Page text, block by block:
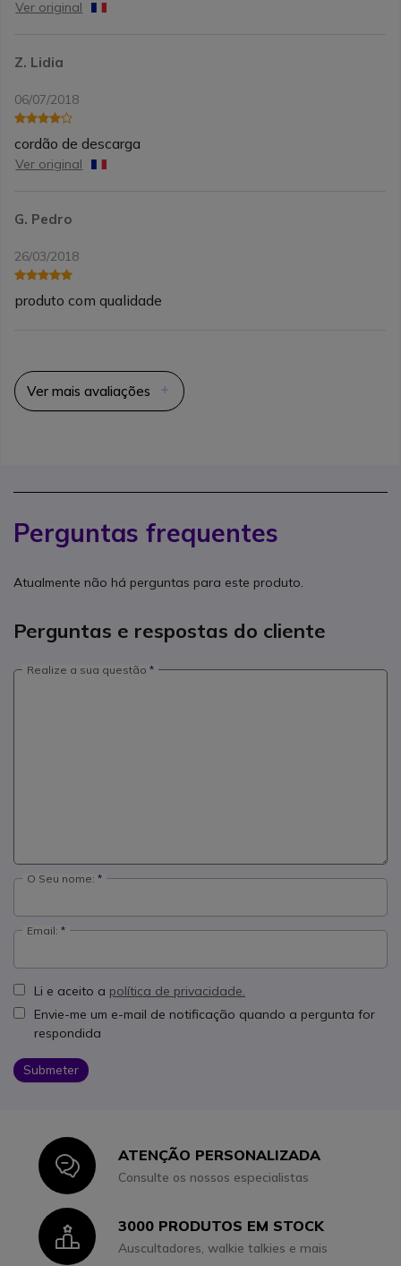
Ver original
Z. Lidia
06/07/2018
cordão de descarga
Ver original
G. Pedro
26/03/2018
produto com qualidade
Ver mais avaliações
Perguntas frequentes
Atualmente não há perguntas para este produto.
Perguntas e respostas do cliente
Realize a sua questão
O Seu nome:
Email:
Li e aceito a política de privacidade.
Envie-me um e-mail de notificação quando a pergunta for
respondida
Submeter
IconATENÇÃO PERSONALIZADA
Consulte os nossos especialistas
Icon3000 PRODUTOS EM STOCK
Auscultadores, walkie talkies e mais